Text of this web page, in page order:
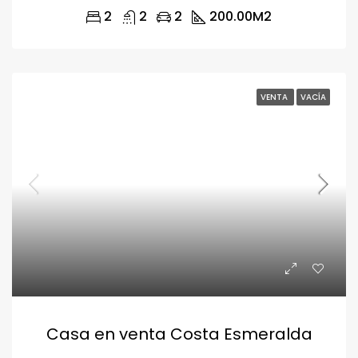
2 2 2 200.00M2
VENTA VACÍA
Casa en venta Costa Esmeralda